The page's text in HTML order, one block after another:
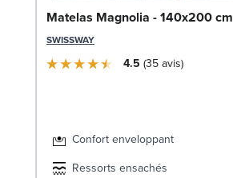
Matelas Magnolia - 140x200 cm
SWISSWAY
4.5 35avis
Confort enveloppant
Ressorts ensachés